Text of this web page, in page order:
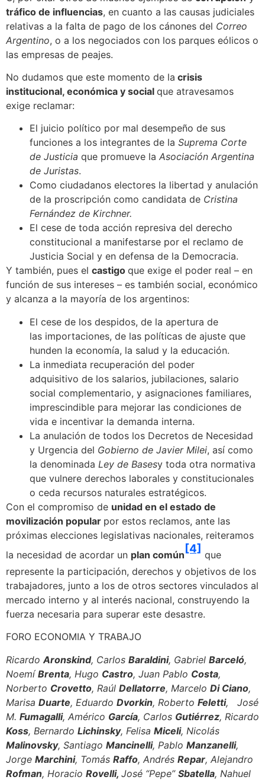
tráfico de influencias, en cuanto a las causas judiciales
relativas a la falta de pago de los cánones del Correo
Argentino, o a los negociados con los parques eólicos o
las empresas de peajes.
No dudamos que este momento de la crisis
institucional, económica y social que atravesamos
exige reclamar:
El juicio político por mal desempeño de sus
funciones a los integrantes de la Suprema Corte
de Justicia que promueve la Asociación Argentina
de Juristas.
Como ciudadanos electores la libertad y anulación
de la proscripción como candidata de Cristina
Fernández de Kirchner.
El cese de toda acción represiva del derecho
constitucional a manifestarse por el reclamo de
Justicia Social y en defensa de la Democracia.
Y también, pues el castigo que exige el poder real – en
función de sus intereses – es también social, económico
y alcanza a la mayoría de los argentinos:
El cese de los despidos, de la apertura de
las importaciones, de las políticas de ajuste que
hunden la economía, la salud y la educación.
La inmediata recuperación del poder
adquisitivo de los salarios, jubilaciones, salario
social complementario, y asignaciones familiares,
imprescindible para mejorar las condiciones de
vida e incentivar la demanda interna.
La anulación de todos los Decretos de Necesidad
y Urgencia del Gobierno de Javier Milei, así como
la denominada Ley de Basesy toda otra normativa
que vulnere derechos laborales y constitucionales
o ceda recursos naturales estratégicos.
Con el compromiso de unidad en el estado de
movilización popular por estos reclamos, ante las
próximas elecciones legislativas nacionales, reiteramos
la necesidad de acordar un plan común [4] que
represente la participación, derechos y objetivos de los
trabajadores, junto a los de otros sectores vinculados al
mercado interno y al interés nacional, construyendo la
fuerza necesaria para superar este desastre.
FORO ECONOMIA Y TRABAJO
Ricardo Aronskind, Carlos Baraldini, Gabriel Barceló,
NoemíBrenta, Hugo Castro, Juan Pablo Costa,
Norberto Crovetto, Raúl Dellatorre, Marcelo Di Ciano,
Marisa Duarte, Eduardo Dvorkin, Roberto Feletti, José
M. Fumagalli, Américo García, Carlos Gutiérrez, Ricardo
Koss, Bernardo Lichinsky, Felisa Miceli, Nicolás
Malinovsky, Santiago Mancinelli, Pablo Manzanelli,
Jorge Marchini, Tomás Raffo, Andrés Repar, Alejandro
Rofman, Horacio Rovelli, José “Pepe” Sbatella, Nahuel